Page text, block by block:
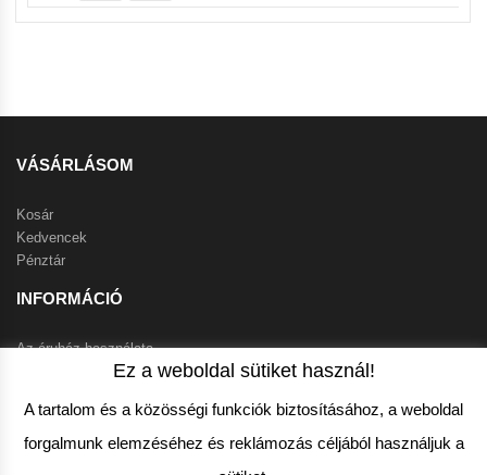
VÁSÁRLÁSOM
Kosár
Kedvencek
Pénztár
INFORMÁCIÓ
Az áruház használata
Szállítási feltételek
Garanciális feltételek
VEVŐSZOLGÁLAT
Ez a weboldal sütiket használ!
A tartalom és a közösségi funkciók biztosításához, a weboldal
forgalmunk elemzéséhez és reklámozás céljából használjuk a